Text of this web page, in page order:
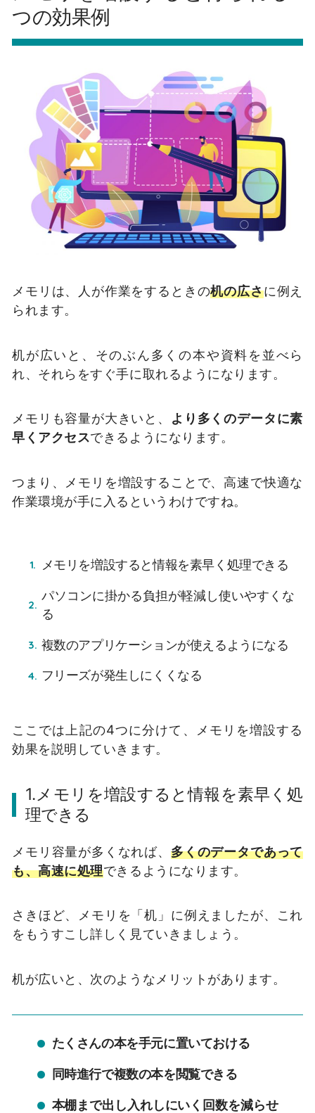
つの効果例
メモリは、人が作業をするときの机の広さに例え
られます。
机が広いと、そのぶん多くの本や資料を並べら
れ、それらをすぐ手に取れるようになります。
メモリも容量が大きいと、 より多くのデータに素
早くアクセスできるようになります。
つまり、メモリを増設することで、高速で快適な
作業環境が手に入るというわけですね。
メモリを増設すると情報を素早く処理できる
パソコンに掛かる負担が軽減し使いやすくな
る
複数のアプリケーションが使えるようになる
フリーズが発生しにくくなる
ここでは上記の4つに分けて、メモリを増設する
効果を説明していきます。
1.メモリを増設すると情報を素早く処
理できる
メモリ容量が多くなれば、 多くのデータであって
も、高速に処理できるようになります。
さきほど、メモリを「机」に例えましたが、これ
をもうすこし詳しく見ていきましょう。
机が広いと、次のようなメリットがあります。
たくさんの本を手元に置いておける
同時進行で複数の本を閲覧できる
本棚まで出し入れしにいく回数を減らせ